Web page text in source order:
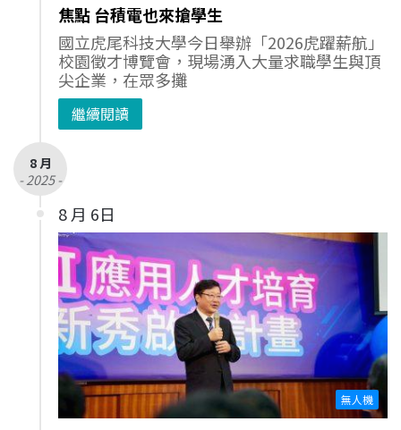
焦點 台積電也來搶學生
國立虎尾科技大學今日舉辦「2026虎躍薪航」
校園徵才博覽會，現場湧入大量求職學生與頂
尖企業，在眾多攤
繼續閱讀
8 月
- 2025 -
8 月 6日
無人機